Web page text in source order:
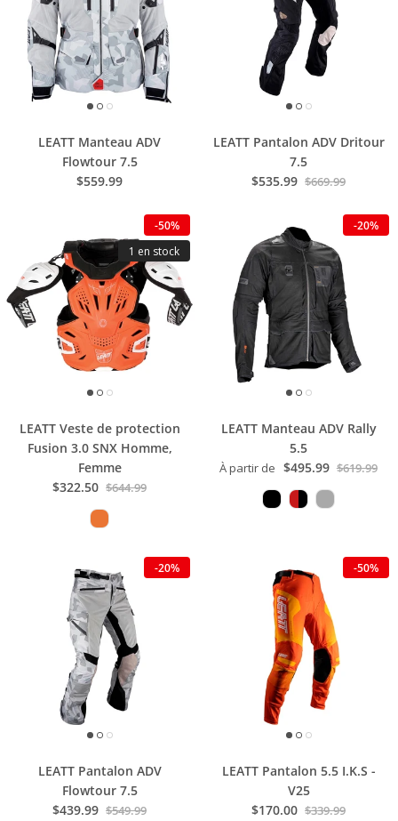
LEATT Manteau ADV
Flowtour 7.5
$559.99
LEATT Pantalon ADV Dritour
7.5
$535.99 $669.99
-50%
1 en stock
LEATT Veste de protection
Fusion 3.0 SNX Homme,
Femme
$322.50 $644.99
-20%
LEATT Manteau ADV Rally
5.5
À partir de $495.99 $619.99
-20%
LEATT Pantalon ADV
Flowtour 7.5
$439.99 $549.99
-50%
LEATT Pantalon 5.5 I.K.S -
V25
$170.00 $339.99